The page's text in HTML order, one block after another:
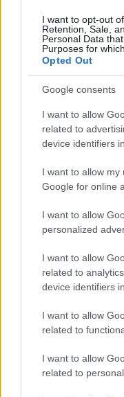
I want to opt-out
Retention, Sale,
Personal Data
Purposes for
Opted Out
Google consents
I want to allow
related to
device identifiers
I want to allow
Google for online
I want to allow
personalized
I want to allow
related to
device identifiers
I want to allow
related to
I want to allow
related to
Az ünnepélyes
minket egy
mozdonyt
protokollt
után. Azt is
a mozdony,
van, ahol 180-
marad a
Az utolsó
vissza a vonat,
zenével
következő
Taurusra”, mely
mobilitás jelképe.